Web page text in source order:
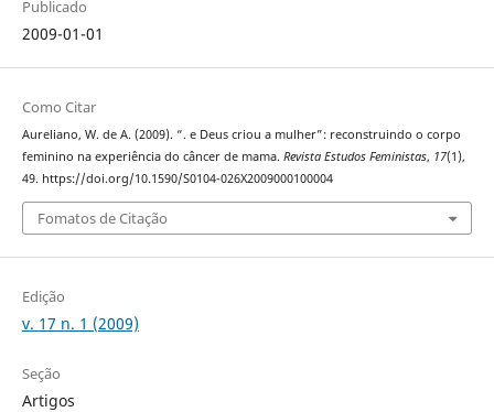
Publicado
2009-01-01
Como Citar
Aureliano, W. de A. (2009). “. e Deus criou a mulher”: reconstruindo o corpo
feminino na experiência do câncer de mama. Revista Estudos Feministas, 17(1),
49. https://doi.org/10.1590/S0104-026X2009000100004
Fomatos de Citação
Edição
v. 17 n. 1 (2009)
Seção
Artigos